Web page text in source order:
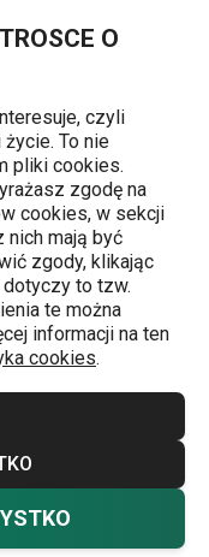
O
czyli
To nie
pliki cookies.
zgodę na
cookies, w sekcji
nich mają być
zgody, klikając
to tzw.
te można
informacji na ten
cookies.